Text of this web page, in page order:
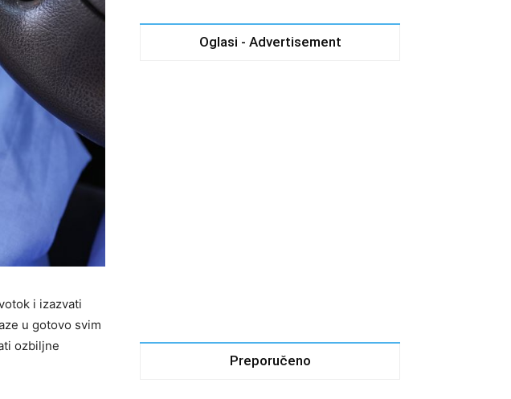
i izazvati
u gotovo svim
ozbiljne
Oglasi - Advertisement
Preporučeno